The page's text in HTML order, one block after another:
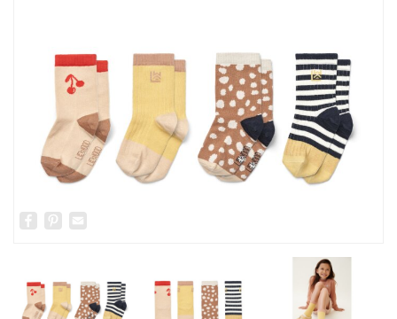
Facebook
Pinterest